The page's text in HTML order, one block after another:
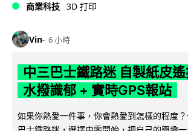
商業科技 3D 打印
Vin 6 小時
中三巴士鐵路迷 自製紙皮
水撥識郁 + 實時GPS報站
如果你熱愛一件事，你會熱愛到怎樣的程度